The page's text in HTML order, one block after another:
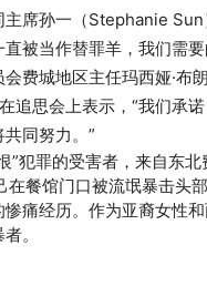
主席孙一（Stephanie Sun
被当作替罪羊，我们需要
会费城地区主任玛西娅·布
追思会上表示，“我们承
同努力。”
”犯罪的受害者，来自东
在餐馆门口被流氓暴击头
惨痛经历。作为亚裔女性
。